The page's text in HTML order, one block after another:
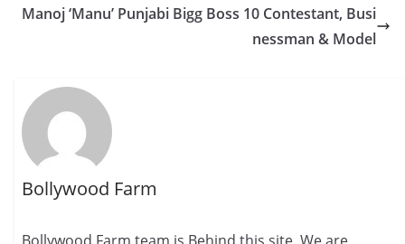
Manoj ‘Manu’ Punjabi Bigg Boss 10 Contestant, Busi
nessman & Model
Bollywood Farm